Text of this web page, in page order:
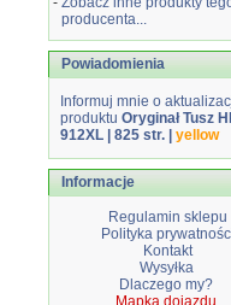
producenta...
Powiadomienia
Informuj mnie o
produktu Oryginał Tusz
912XL | 825 str. | yellow
Informacje
Regulamin sklepu
Polityka
Kontakt
Wysyłka
Dlaczego my?
Mapka dojazdu